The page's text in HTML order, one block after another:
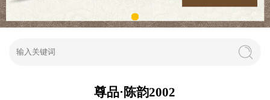
尊品·陈韵2002